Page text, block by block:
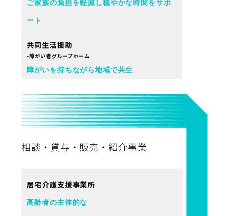
ご家族の負担を軽減し穏やかな時間をサポ
ート
共同生活援助
-障がい者グループホーム
障がいを持ちながら地域で共生
相談・貸与・販売・紹介事業
居宅介護支援事業所
高齢者の主体的な